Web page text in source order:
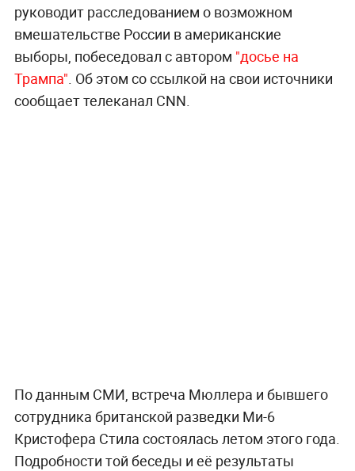
руководит расследованием о возможном
вмешательстве России в американские
выборы, побеседовал с автором "досье на
Трампа". Об этом со ссылкой на свои источники
сообщает телеканал CNN.
По данным СМИ, встреча Мюллера и бывшего
сотрудника британской разведки Ми-6
Кристофера Стила состоялась летом этого года.
Подробности той беседы и её результаты